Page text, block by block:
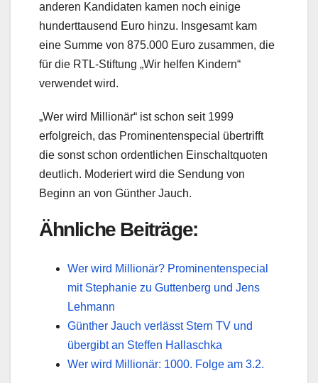
anderen Kandidaten kamen noch einige
hunderttausend Euro hinzu. Insgesamt kam
eine Summe von 875.000 Euro zusammen, die
für die RTL-Stiftung „Wir helfen Kindern“
verwendet wird.
„Wer wird Millionär“ ist schon seit 1999
erfolgreich, das Prominentenspecial übertrifft
die sonst schon ordentlichen Einschaltquoten
deutlich. Moderiert wird die Sendung von
Beginn an von Günther Jauch.
Ähnliche Beiträge:
Wer wird Millionär? Prominentenspecial
mit Stephanie zu Guttenberg und Jens
Lehmann
Günther Jauch verlässt Stern TV und
übergibt an Steffen Hallaschka
Wer wird Millionär: 1000. Folge am 3.2.